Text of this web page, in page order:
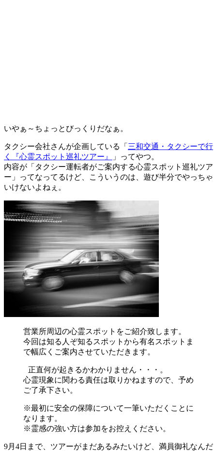
いやぁ～ちょっとびっくりだなぁ。
タクシー会社さんが企画している「 三和交通・タクシーで行
く『心霊スポット巡礼ツアー』
」ってやつ。
内容が「 タクシー運転者がご案内する心霊スポット巡礼ツア
ー 」ってなってるけど、こういうのは、遊び半分でやっちゃ
いけないよねぇ。
営業所周辺の心霊スポットをご紹介致します。
今回は知る人ぞ知るスポットから有名スポットま
で幅広くご案内させていただきます。
正直何が起きるかわかりません・・・。
心霊現象に関わる責任は取りかねますので、予め
ご了承下さい。
※最初に安全の保障について一筆いただくことに
なります。
※霊感の強い方は参加をお控えください。
9月4日まで、ツアーがまだあるみたいけど、満員御礼なんだ